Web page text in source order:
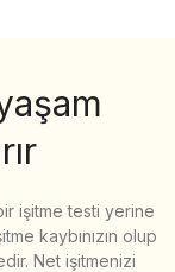
işitme testi yerine
kaybınızın olup
Net işitmenizi